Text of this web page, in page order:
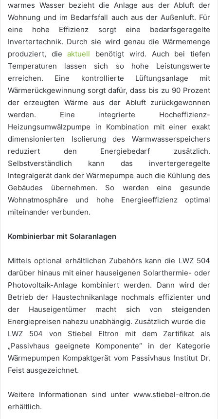
warmes Wasser bezieht die Anlage aus der Abluft der
Wohnung und im Bedarfsfall auch aus der Außenluft. Für
eine hohe Effizienz sorgt eine bedarfsgeregelte
Invertertechnik. Durch sie wird genau die Wärmemenge
produziert, dieaktuell benötigt wird. Auch bei tiefen
Temperaturen lassen sich so hohe Leistungswerte
erreichen. Eine kontrollierte Lüftungsanlage mit
Wärmerückgewinnung sorgt dafür, dass bis zu 90 Prozent
der erzeugten Wärme aus der Abluft zurückgewonnen
werden. Eine integrierte Hocheffizienz-
Heizungsumwälzpumpe in Kombination mit einer exakt
dimensionierten Isolierung des Warmwasserspeichers
reduziert den Energiebedarf zusätzlich.
Selbstverständlich kann das invertergeregelte
Integralgerät dank der Wärmepumpe auch die Kühlung des
Gebäudes übernehmen. So werden eine gesunde
Wohnatmosphäre und hohe Energieeffizienz optimal
miteinander verbunden.
Kombinierbar mit Solaranlagen
Mittels optional erhältlichen Zubehörs kann die LWZ 504
darüber hinaus mit einer hauseigenen Solarthermie- oder
Photovoltaik-Anlage kombiniert werden. Dann wird der
Betrieb der Haustechnikanlage nochmals effizienter und
der Hauseigentümer macht sich von steigenden
Energiepreisen nahezu unabhängig. Zusätzlich wurde die
LWZ 504 von Stiebel Eltron mit dem Zertifikat als
„Passivhaus geeignete Komponente“ in der Kategorie
Wärmepumpen Kompaktgerät vom Passivhaus Institut Dr.
Feist ausgezeichnet.
Weitere Informationen sind unter www.stiebel-eltron.de
erhältlich.